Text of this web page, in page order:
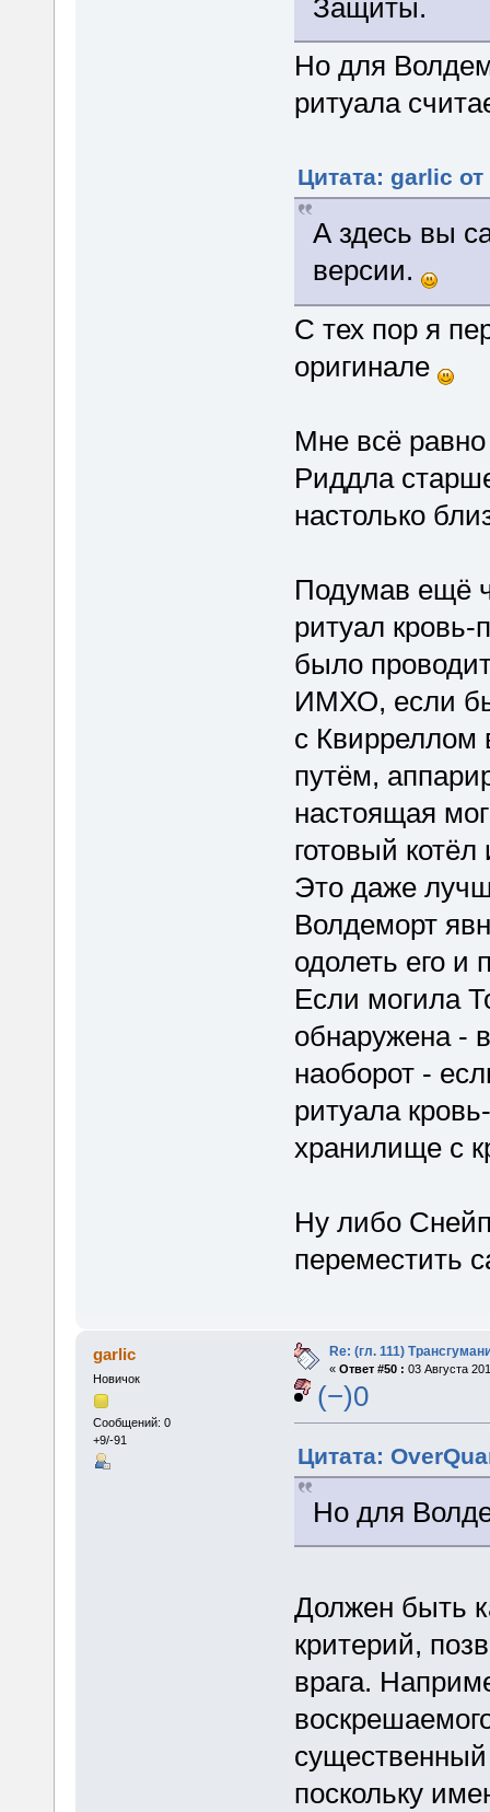
Защиты.
Но для
ритуала
Цитата: garlic от
А здесь вы
версии.
С тех пор я
оригинале
Мне всё
Риддла
настолько
Подумав ещё
ритуал кровь-
было
ИМХО, если
с Квирреллом
путём,
настоящая
готовый котёл
Это даже
Волдеморт
одолеть его и
Если могила
обнаружена -
наоборот -
ритуала
хранилище с
Ну либо
переместить
garlic
Новичок
Сообщений: 0
+9/-91
Re: (гл. 111)
« Ответ #50 : 03 Августа
(−)0
Цитата:
Но для
Должен быть
критерий,
врага.
существенный
поскольку